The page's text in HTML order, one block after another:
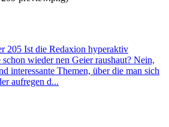
205 Ist die Redaxion hyperaktiv
schon wieder nen Geier raushaut? Nein,
interessante Themen, über die man sich
aufregen d...